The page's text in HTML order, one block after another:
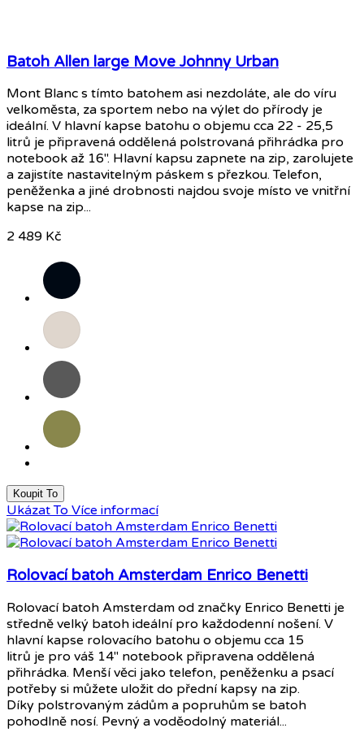
Batoh Allen large Move Johnny Urban
Mont Blanc s tímto batohem asi nezdoláte, ale do víru
velkoměsta, za sportem nebo na výlet do přírody je
ideální. V hlavní kapse batohu o objemu cca 22 - 25,5
litrů je připravená oddělená polstrovaná přihrádka pro
notebook až 16". Hlavní kapsu zapnete na zip, zarolujete
a zajistíte nastavitelným páskem s přezkou. Telefon,
peněženka a jiné drobnosti najdou svoje místo ve vnitřní
kapse na zip...
2 489 Kč
Černá
Pískově
šedá
Tmavě
šedá
Olivová
Koupit To
Ukázat To Více informací
Rolovací batoh Amsterdam Enrico Benetti
Rolovací batoh Amsterdam od značky Enrico Benetti je
středně velký batoh ideální pro každodenní nošení. V
hlavní kapse rolovacího batohu o objemu cca 15
litrů je pro váš 14" notebook připravena oddělená
přihrádka. Menší věci jako telefon, peněženku a psací
potřeby si můžete uložit do přední kapsy na zip.
Díky polstrovaným zádům a popruhům se batoh
pohodlně nosí. Pevný a voděodolný materiál...